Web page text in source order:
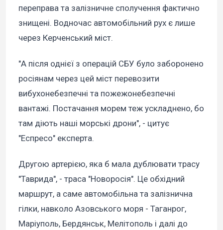
переправа та залізничне сполучення фактично
знищені. Водночас автомобільний рух є лише
через Керченський міст.
"А після однієї з операцій СБУ було заборонено
росіянам через цей міст перевозити
вибухонебезпечні та пожежонебезпечні
вантажі. Постачання морем теж ускладнено, бо
там діють наші морські дрони", - цитує
"Еспресо" експерта.
Другою артерією, яка б мала дублювати трасу
"Таврида", - траса "Новоросія". Це обхідний
маршрут, а саме автомобільна та залізнична
гілки, навколо Азовського моря - Таганрог,
Маріуполь, Бердянськ, Мелітополь і далі до